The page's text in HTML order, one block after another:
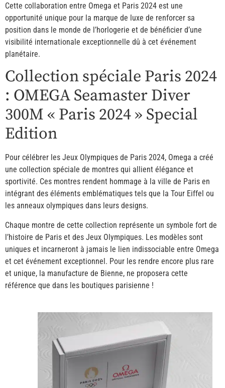
Cette collaboration entre Omega et Paris 2024 est une
opportunité unique pour la marque de luxe de renforcer sa
position dans le monde de l’horlogerie et de bénéficier d’une
visibilité internationale exceptionnelle dû à cet événement
planétaire.
Collection spéciale Paris 2024
: OMEGA Seamaster Diver
300M « Paris 2024 » Special
Edition
Pour célébrer les Jeux Olympiques de Paris 2024, Omega a créé
une collection spéciale de montres qui allient élégance et
sportivité. Ces montres rendent hommage à la ville de Paris en
intégrant des éléments emblématiques tels que la Tour Eiffel ou
les anneaux olympiques dans leurs designs.
Chaque montre de cette collection représente un symbole fort de
l’histoire de Paris et des Jeux Olympiques. Les modèles sont
uniques et incarneront à jamais le lien indissociable entre Omega
et cet événement exceptionnel. Pour les rendre encore plus rare
et unique, la manufacture de Bienne, ne proposera cette
référence que dans les boutiques parisienne !